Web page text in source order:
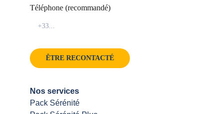
Téléphone (recommandé)
ÊTRE RECONTACTÉ
Nos services
Pack Sérénité